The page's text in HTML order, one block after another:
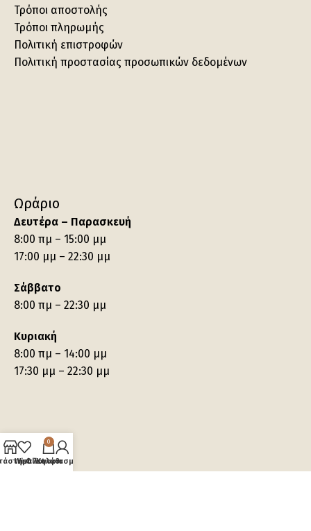
Τρόποι αποστολής
Τρόποι πληρωμής
Πολιτική επιστροφών
Πολιτική προστασίας προσωπικών δεδομένων
Ωράριο
Δευτέρα – Παρασκευή
8:00 πμ – 15:00 μμ
17:00 μμ – 22:30 μμ
Σάββατο
8:00 πμ – 22:30 μμ
Κυριακή
8:00 πμ – 14:00 μμ
17:30 μμ – 22:30 μμ
Wishlist
0
Καλάθι
Ο λογαριασμός μου